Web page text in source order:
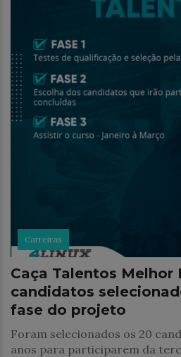
Carreiras
Caça Talentos Melhor
candidatos
fase do projeto
Foram selecionados os 20
anos para participarem da